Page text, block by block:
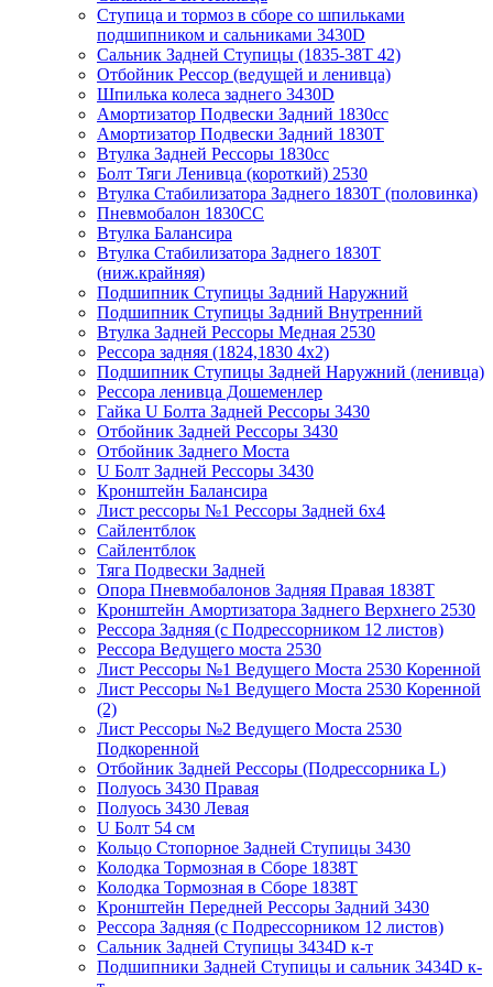
Ступица и тормоз в сборе со шпильками
подшипником и сальниками 3430D
Сальник Задней Ступицы (1835-38Т 42)
Отбойник Рессор (ведущей и ленивца)
Шпилька колеса заднего 3430D
Амортизатор Подвески Задний 1830сс
Амортизатор Подвески Задний 1830Т
Втулка Задней Рессоры 1830сс
Болт Тяги Ленивца (короткий) 2530
Втулка Стабилизатора Заднего 1830Т (половинка)
Пневмобалон 1830СС
Втулка Балансира
Втулка Стабилизатора Заднего 1830T
(ниж.крайняя)
Подшипник Ступицы Задний Наружний
Подшипник Ступицы Задний Внутренний
Втулка Задней Рессоры Медная 2530
Рессора задняя (1824,1830 4x2)
Подшипник Ступицы Задней Наружний (ленивца)
Рессора ленивца Дошеменлер
Гайка U Болта Задней Рессоры 3430
Отбойник Задней Рессоры 3430
Отбойник Заднего Моста
U Болт Задней Рессоры 3430
Кронштейн Балансира
Лист рессоры №1 Рессоры Задней 6х4
Сайлентблок
Сайлентблок
Тяга Подвески Задней
Опора Пневмобалонов Задняя Правая 1838Т
Кронштейн Амортизатора Заднего Верхнего 2530
Рессора Задняя (с Подрессорником 12 листов)
Рессора Ведущего моста 2530
Лист Рессоры №1 Ведущего Моста 2530 Коренной
Лист Рессоры №1 Ведущего Моста 2530 Коренной
(2)
Лист Рессоры №2 Ведущего Моста 2530
Подкоренной
Отбойник Задней Рессоры (Подрессорника L)
Полуось 3430 Правая
Полуось 3430 Левая
U Болт 54 см
Кольцо Стопорное Задней Ступицы 3430
Колодка Тормозная в Сборе 1838Т
Колодка Тормозная в Сборе 1838Т
Кронштейн Передней Рессоры Задний 3430
Рессора Задняя (с Подрессорником 12 листов)
Сальник Задней Ступицы 3434D к-т
Подшипники Задней Ступицы и сальник 3434D к-